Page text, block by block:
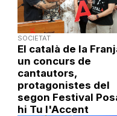
SOCIETAT
El català de la
un concurs de
cantautors,
protagonistes del
segon Festival
hi Tu l'Accent